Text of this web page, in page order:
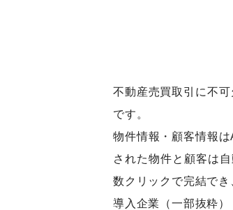
不動産売買取引に不
です。
物件情報・顧客情報
された物件と顧客は
数クリックで完結でき
導入企業（一部抜粋